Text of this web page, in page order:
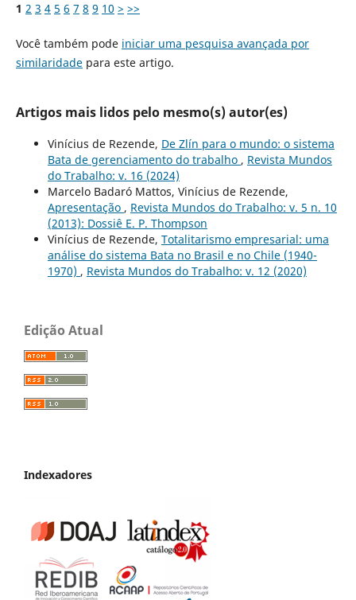
1 2 3 4 5 6 7 8 9 10 > >>
Você também pode iniciar uma pesquisa avançada por
similaridadepara este artigo.
Artigos mais lidos pelo mesmo(s) autor(es)
Vinícius de Rezende, De Zlín para o mundo: o sistema
Bata de gerenciamento do trabalho , Revista Mundos
do Trabalho: v. 16 (2024)
Marcelo Badaró Mattos, Vinícius de Rezende,
Apresentação , Revista Mundos do Trabalho: v. 5 n. 10
(2013): Dossiê E. P. Thompson
Vinícius de Rezende, Totalitarismo empresarial: uma
análise do sistema Bata no Brasil e no Chile (1940-
1970) , Revista Mundos do Trabalho: v. 12 (2020)
Edição Atual
Indexadores